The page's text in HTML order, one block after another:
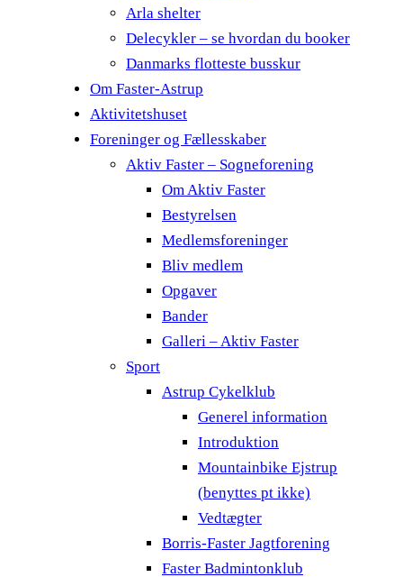
Arla shelter
Delecykler – se hvordan du booker
Danmarks flotteste busskur
Om Faster-Astrup
Aktivitetshuset
Foreninger og Fællesskaber
Aktiv Faster – Sogneforening
Om Aktiv Faster
Bestyrelsen
Medlemsforeninger
Bliv medlem
Opgaver
Bander
Galleri – Aktiv Faster
Sport
Astrup Cykelklub
Generel information
Introduktion
Mountainbike Ejstrup
(benyttes pt ikke)
Vedtægter
Borris-Faster Jagtforening
Faster Badmintonklub